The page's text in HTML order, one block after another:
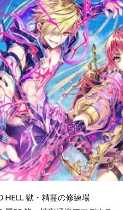
HELL 獄・精霊の修練場